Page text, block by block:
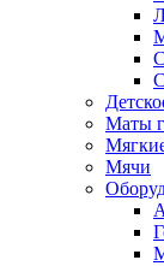
Маты
Мячи